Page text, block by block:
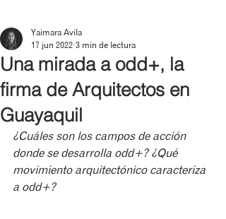
Una mirada a odd+, la
firma de Arquitectos en
Guayaquil
Yaimara Avila
17 jun 2022 3 min de lectura
¿Cuáles son los campos de acción
donde se desarrolla odd+? ¿Qué
movimiento arquitectónico caracteriza
a odd+?